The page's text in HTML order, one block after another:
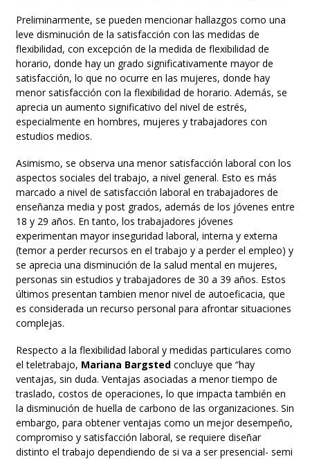
Preliminarmente, se pueden mencionar hallazgos como una
leve disminución de la satisfacción con las medidas de
flexibilidad, con excepción de la medida de flexibilidad de
horario, donde hay un grado significativamente mayor de
satisfacción, lo que no ocurre en las mujeres, donde hay
menor satisfacción con la flexibilidad de horario. Además, se
aprecia un aumento significativo del nivel de estrés,
especialmente en hombres, mujeres y trabajadores con
estudios medios.
Asimismo, se observa una menor satisfacción laboral con los
aspectos sociales del trabajo, a nivel general. Esto es más
marcado a nivel de satisfacción laboral en trabajadores de
enseñanza media y post grados, además de los jóvenes entre
18 y 29 años. En tanto, los trabajadores jóvenes
experimentan mayor inseguridad laboral, interna y externa
(temor a perder recursos en el trabajo y a perder el empleo) y
se aprecia una disminución de la salud mental en mujeres,
personas sin estudios y trabajadores de 30 a 39 años. Estos
últimos presentan tambien menor nivel de autoeficacia, que
es considerada un recurso personal para afrontar situaciones
complejas.
Respecto a la flexibilidad laboral y medidas particulares como
el teletrabajo, Mariana Bargstedconcluye que “hay
ventajas, sin duda. Ventajas asociadas a menor tiempo de
traslado, costos de operaciones, lo que impacta también en
la disminución de huella de carbono de las organizaciones. Sin
embargo, para obtener ventajas como un mejor desempeño,
compromiso y satisfacción laboral, se requiere diseñar
distinto el trabajo dependiendo de si va a ser presencial- semi